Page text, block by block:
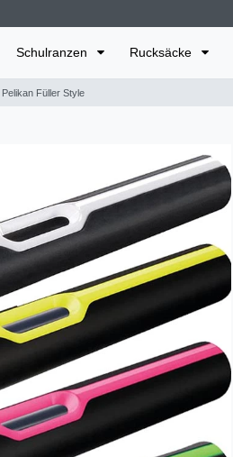
Schulranzen Rucksäcke
Pelikan Füller Style